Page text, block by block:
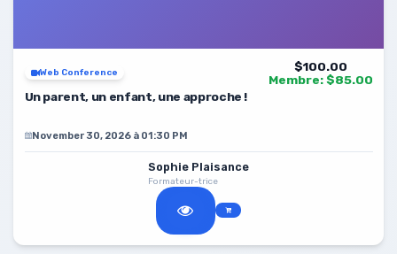
Web Conference
$100.00
Membre: $85.00
Un parent, un enfant, une approche !
November 30, 2026 à 01:30 PM
Sophie Plaisance
Formateur-trice